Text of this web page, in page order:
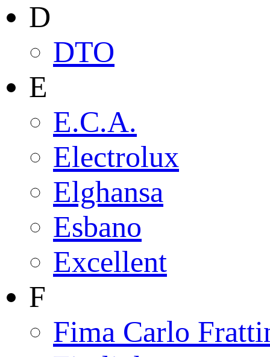
D
DTO
E
E.C.A.
Electrolux
Elghansa
Esbano
Excellent
F
Fima Carlo